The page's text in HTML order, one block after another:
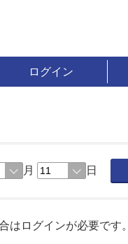
ログイン
月 日
はログインが必要です。